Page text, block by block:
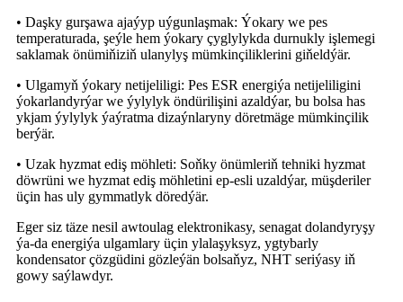
• Daşky gurşawa ajaýyp uýgunlaşmak: Ýokary we pes
temperaturada, şeýle hem ýokary çyglylykda durnukly işlemegi
saklamak önümiňiziň ulanylyş mümkinçiliklerini giňeldýär.
• Ulgamyň ýokary netijeliligi: Pes ESR energiýa netijeliligini
ýokarlandyrýar we ýylylyk öndürilişini azaldýar, bu bolsa has
ykjam ýylylyk ýaýratma dizaýnlaryny döretmäge mümkinçilik
berýär.
• Uzak hyzmat ediş möhleti: Soňky önümleriň tehniki hyzmat
döwrüni we hyzmat ediş möhletini ep-esli uzaldýar, müşderiler
üçin has uly gymmatlyk döredýär.
Eger siz täze nesil awtoulag elektronikasy, senagat dolandyryşy
ýa-da energiýa ulgamlary üçin ylalaşyksyz, ygtybarly
kondensator çözgüdini gözleýän bolsaňyz, NHT seriýasy iň
gowy saýlawdyr.